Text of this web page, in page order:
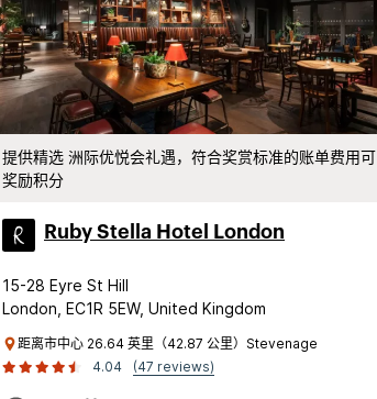
提供精选 洲际优悦会礼遇，符合奖赏标准的账单费用可
奖励积分
Ruby Stella Hotel London
15-28 Eyre St Hill
London, EC1R 5EW, United Kingdom
距离市中心 26.64 英里（42.87 公里）Stevenage
4.04
(47 reviews)